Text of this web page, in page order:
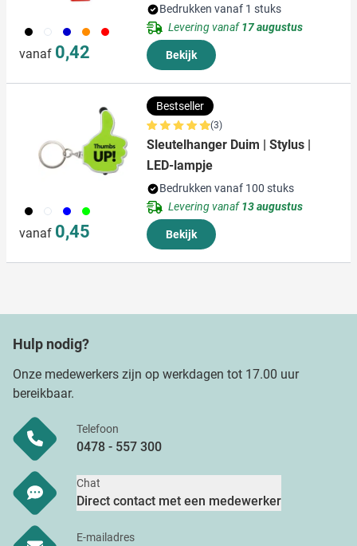
001 002 005 007 008
vanaf 0,42
Bedrukken vanaf 1 stuks
Levering vanaf17 augustus
Bekijk
001 002 005 019
vanaf 0,45
Bestseller
(3)
Sleutelhanger Duim | Stylus |
LED-lampje
Bedrukken vanaf 100 stuks
Levering vanaf13 augustus
Bekijk
Hulp nodig?
Onze medewerkers zijn op werkdagen tot 17.00 uur
bereikbaar.
Telefoon
0478 - 557 300
Chat
Direct contact met een medewerker
E-mailadres